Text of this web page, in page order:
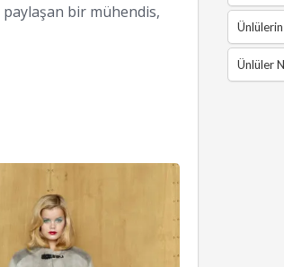
bir mühendis,
Ünlülerin
Ünlüler